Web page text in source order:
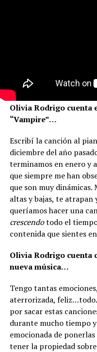
Olivia Rodrigo cuenta
“Vampire”…
Escribí la canción al
diciembre del año
terminamos en enero y
que siempre me han
que son muy
altas y bajas, te atrapan
queríamos hacer una
crescendotodo el
contenida que sientes
Olivia Rodrigo cuenta
nueva música…
Tengo tantas
aterrorizada,
por sacar estas
durante mucho tiempo
emocionada de
tener la propiedad